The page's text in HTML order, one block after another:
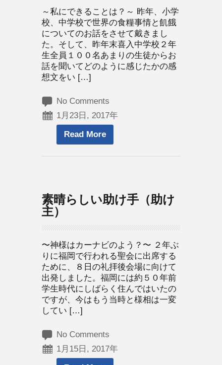
～私にできることは？～ 昨年、小学
校、中学校で世界の食糧事情と飢餓
についてのお話をさせて戴きまし
た。そして、昨年末喜入中学校２年
生全員１００名あまりの生徒からお
話を聞いてどのように感じたかの感
想文をい […]
No Comments
1月23日, 2017年
Read More
素晴らしい助け手（助け
主）
〜神様はカーナビのよう？〜 ２年ぶ
りに福岡で行われる聖会に出席する
ために、８日の礼拝後会場に向けて
出発しました。福岡には約５０年前
学生時代にしばらく住んではいたの
ですが、今はもう当時と様相は一変
してい […]
No Comments
1月15日, 2017年